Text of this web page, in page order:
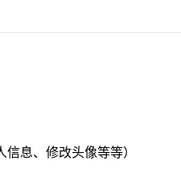
息、修改头像等等）